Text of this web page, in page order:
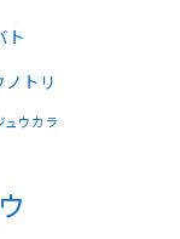
ト
ノトリ
ュウカラ